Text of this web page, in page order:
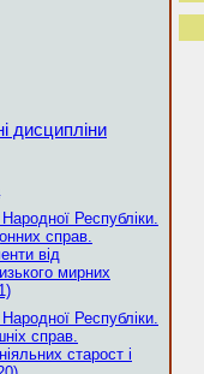
дисципліни
Народної Республіки.
справ.
від
мирних
Народної Республіки.
справ.
старост і